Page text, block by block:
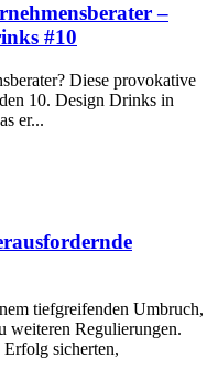
–
#10
Diese provokative
10. Design Drinks in
er...
tiefgreifenden Umbruch,
weiteren Regulierungen.
Erfolg sicherten,